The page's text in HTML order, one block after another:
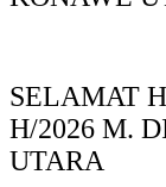
SELAMAT
H/2026 M.
UTARA